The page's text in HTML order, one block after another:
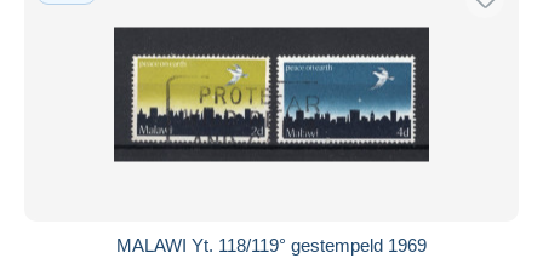
MALAWI Yt. 118/119° gestempeld 1969